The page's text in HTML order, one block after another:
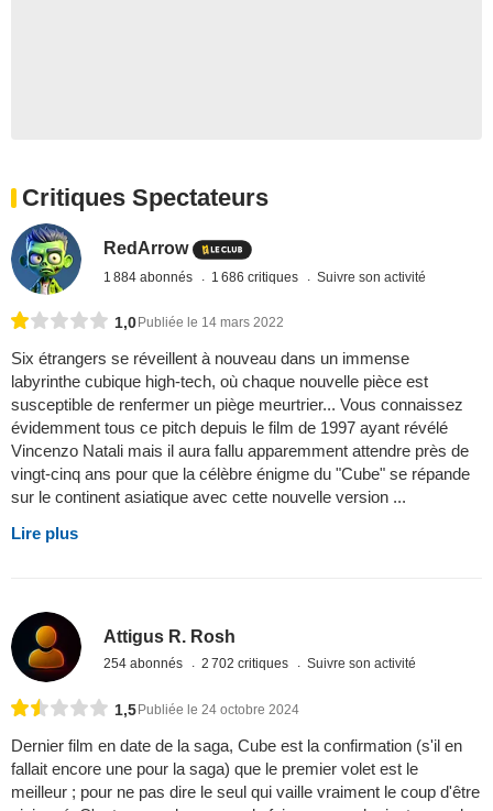
Critiques Spectateurs
RedArrow
1 884 abonnés 1 686 critiques Suivre son activité
1,0Publiée le 14 mars 2022
Six étrangers se réveillent à nouveau dans un immense
labyrinthe cubique high-tech, où chaque nouvelle pièce est
susceptible de renfermer un piège meurtrier... Vous connaissez
évidemment tous ce pitch depuis le film de 1997 ayant révélé
Vincenzo Natali mais il aura fallu apparemment attendre près de
vingt-cinq ans pour que la célèbre énigme du "Cube" se répande
sur le continent asiatique avec cette nouvelle version ...
Lire plus
Attigus R. Rosh
254 abonnés 2 702 critiques Suivre son activité
1,5 Publiée le 24 octobre 2024
Dernier film en date de la saga, Cube est la confirmation (s'il en
fallait encore une pour la saga) que le premier volet est le
meilleur ; pour ne pas dire le seul qui vaille vraiment le coup d'être